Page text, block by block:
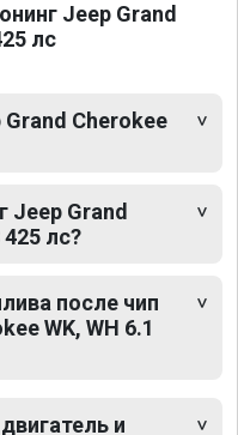
Jeep Grand
лс
Cherokee
Jeep Grand
425 лс?
после чип
WK, WH 6.1
и